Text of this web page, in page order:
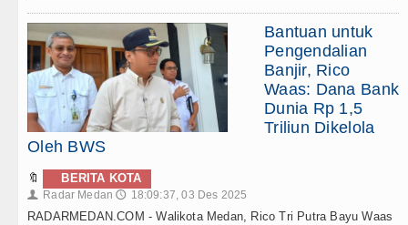
Bantuan untuk
Pengendalian
Banjir, Rico
Waas: Dana Bank
Dunia Rp 1,5
Triliun Dikelola
Oleh BWS
🔖 BERITA KOTA
👤 Radar Medan 🕔 18:09:37, 03 Des 2025
RADARMEDAN.COM - Walikota Medan, Rico Tri Putra Bayu Waas